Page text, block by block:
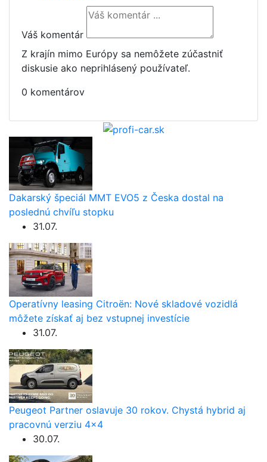
Váš komentár
Z krajín mimo Európy sa nemôžete zúčastniť
diskusie ako neprihlásený používateľ.
0 komentárov
Dakarský špeciál MMT EVO5 z Česka dostal na
poslednú chvíľu stopku
31.07.
Operatívny leasing Citroën: Nové skladové vozidlá
môžete získať aj bez vstupnej investície
31.07.
Peugeot Partner oslavuje 30 rokov. Chystá hybrid aj
pracovnú verziu 4×4
30.07.